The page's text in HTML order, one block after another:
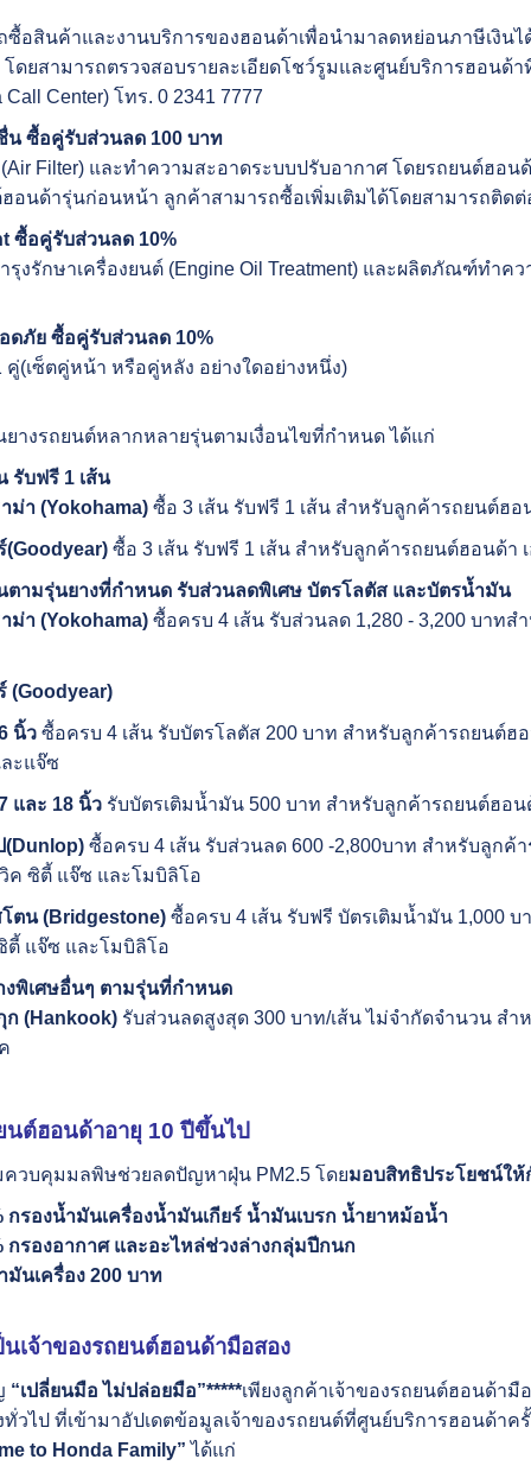
ซื้อสินค้าและงานบริการของฮอนด้าเพื่อนำมาลดหย่อนภาษีเงิน
โดยสามารถตรวจสอบรายละเอียดโชว์รูมและศูนย์บริการฮอนด้
Center) โทร. 0 2341 7777
น ซื้อคู่รับส่วนลด 100 บาท
Filter) และทำความสะอาดระบบปรับอากาศ โดยรถยนต์ฮอ
อนด้ารุ่นก่อนหน้า ลูกค้าสามารถซื้อเพิ่มเติมได้โดยสามารถติด
ซื้อคู่รับส่วนลด 10%
งรักษาเครื่องยนต์ (Engine Oil Treatment) และผลิตภัณฑ์ทำคว
ดภัย ซื้อคู่รับส่วนลด 10%
คู่(เซ็ตคู่หน้า หรือคู่หลัง อย่างใดอย่างหนึ่ง)
างรถยนต์หลากหลายรุ่นตามเงื่อนไขที่กำหนด ได้แก่
รับฟรี 1 เส้น
ม่า (Yokohama) ซื้อ 3 เส้น รับฟรี 1 เส้น สำหรับลูกค้ารถยนต์ฮ
(Goodyear)ซื้อ 3 เส้น รับฟรี 1 เส้น สำหรับลูกค้ารถยนต์ฮอนด้า
ตามรุ่นยางที่กำหนด รับส่วนลดพิเศษ บัตรโลตัส และบัตรน้ำมัน
ม่า (Yokohama) ซื้อครบ 4 เส้น รับส่วนลด 1,280 - 3,200 บาท
(Goodyear)
นิ้วซื้อครบ 4 เส้น รับบัตรโลตัส 200 บาท สำหรับลูกค้ารถยนต์ฮ
ะแจ๊ซ
และ 18 นิ้วรับบัตรเติมน้ำมัน 500 บาท สำหรับลูกค้ารถยนต์ฮอ
(Dunlop)ซื้อครบ 4 เส้น รับส่วนลด 600 -2,800บาท สำหรับลูกค้
ค ซิตี้ แจ๊ซ และโมบิลิโอ
ตน (Bridgestone) ซื้อครบ 4 เส้น รับฟรี บัตรเติมน้ำมัน 1,000
ตี้ แจ๊ซ และโมบิลิโอ
พิเศษอื่นๆ ตามรุ่นที่กำหนด
ก (Hankook) รับส่วนลดสูงสุด 300 บาท/เส้น ไม่จำกัดจำนวน สำ
นต์ฮอนด้าอายุ 10 ปีขึ้นไป
วบคุมมลพิษช่วยลดปัญหาฝุ่น PM2.5 โดยมอบสิทธิประโยชน์ใ
กรองนํ้ามันเครื่องน้ำมันเกียร์ น้ำมันเบรก น้ำยาหม้อน้ำ
กรองอากาศและอะไหล่ช่วงล่างกลุ่มปีกนก
นเครื่อง 200บาท
เจ้าของรถยนต์ฮอนด้ามือสอง
“เปลี่ยนมือ ไม่ปล่อยมือ”*****เพียงลูกค้าเจ้าของรถยนต์ฮอนด้ามื
วไป ที่เข้ามาอัปเดตข้อมูลเจ้าของรถยนต์ที่ศูนย์บริการฮอนด้าค
to Honda Family”ได้แก่